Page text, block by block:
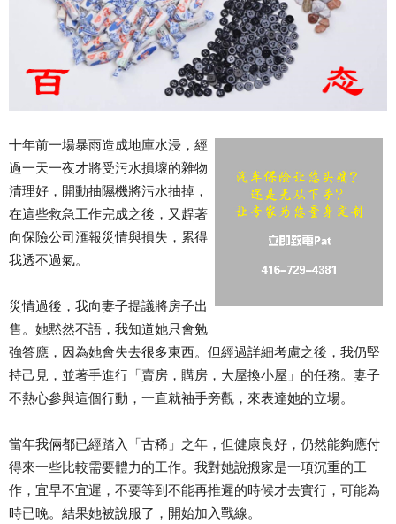
十年前一場暴雨造成地庫水浸，經
過一天一夜才將受污水損壞的雜物
清理好，開動抽隰機將污水抽掉，
在這些救急工作完成之後，又趕著
向保險公司滙報災情與損失，累得
我透不過氣。
災情過後，我向妻子提議將房子出
售。她黙然不語，我知道她只會勉
強答應，因為她會失去很多東西。但經過詳細考慮之後，我仍堅
持己見，並著手進行「賣房，購房，大屋換小屋」的任務。妻子
不熱心參與這個行動，一直就袖手旁觀，來表達她的立場。
當年我倆都已經踏入「古稀」之年，但健康良好，仍然能夠應付
得來一些比較需要體力的工作。我對她說搬家是一項沉重的工
作，宜早不宜遲，不要等到不能再推遲的時候才去實行，可能為
時已晚。結果她被說服了，開始加入戰線。